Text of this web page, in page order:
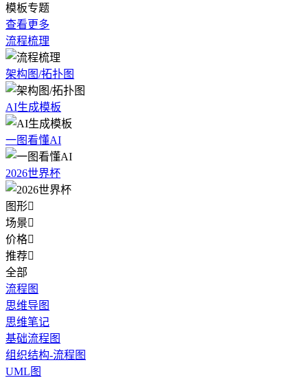
模板专题
查看更多
流程梳理
架构图/拓扑图
AI生成模板
一图看懂AI
2026世界杯
图形
场景
价格
推荐
全部
流程图
思维导图
思维笔记
基础流程图
组织结构-流程图
UML图